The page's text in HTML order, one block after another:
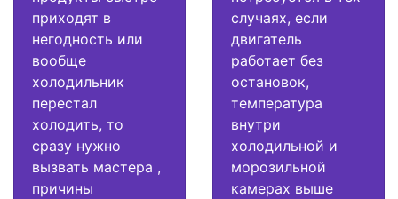
приходят в
негодность или
вообще
холодильник
перестал
холодить, то
сразу нужно
вызвать мастера ,
причины
случаях, если
двигатель
работает без
остановок,
температура
внутри
холодильной и
морозильной
камерах выше